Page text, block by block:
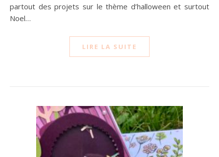
partout des projets sur le thème d’halloween et surtout
Noel…
LIRE LA SUITE